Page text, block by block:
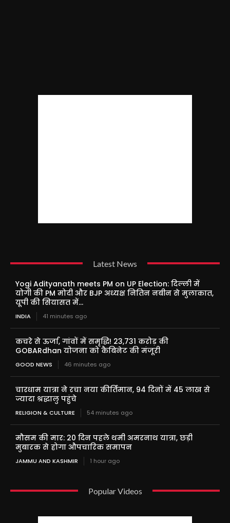
Latest News
Yogi Adityanath meets PM on UP Election: दिल्ली में
योगी की PM मोदी और BJP अध्यक्ष नितिन नबीन से मुलाकात,
यूपी की सियासत में...
INDIA 41 minutes ago
कचरे से ऊर्जा, गांवों में समृद्धि! 23,731 करोड़ की
GOBARdhan योजना को कैबिनेट की मंजूरी
GOOD NEWS 46 minutes ago
चारधाम यात्रा ने रचा नया कीर्तिमान, 94 दिनों में 45 लाख से
ज्यादा श्रद्धालु पहुंचे
RELIGION & CULTURE 54 minutes ago
मौसम की मार: 20 दिन पहले थमी अमरनाथ यात्रा, छड़ी
मुबारक से होगा औपचारिक समापन
JAMMU AND KASHMIR 1 hour ago
Popular Videos